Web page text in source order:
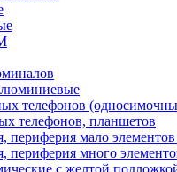
телефонов
телефонов, планшетов
периферия мало
периферия много
с желтой